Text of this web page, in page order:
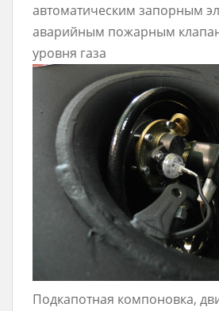
автоматическим запорным
аварийным пожарным
уровня газа
Подкапотная компоновка,